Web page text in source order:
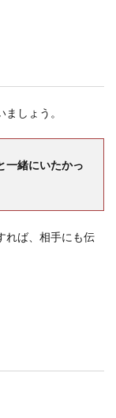
ましょう。
一緒にいたかっ
れば、相手にも伝